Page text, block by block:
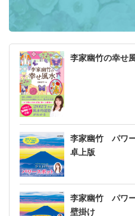
李家幽竹の幸せ
李家幽竹 パワ
卓上版
李家幽竹 パワ
壁掛け